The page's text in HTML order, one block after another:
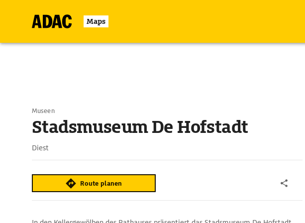
Maps
Museen
Stadsmuseum De Hofstadt
Diest
Route planen